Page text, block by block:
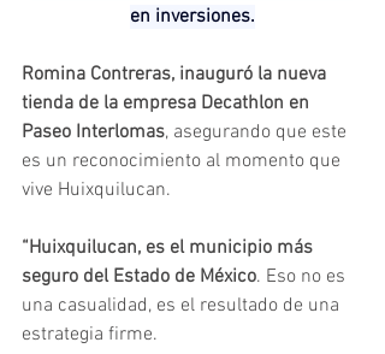
en inversiones.
Romina Contreras, inauguró la nueva
tienda de la empresa Decathlon en
Paseo Interlomas, asegurando que este
es un reconocimiento al momento que
vive Huixquilucan.
“Huixquilucan, es el municipio más
seguro del Estado de México. Eso no es
una casualidad, es el resultado de una
estrategia firme.